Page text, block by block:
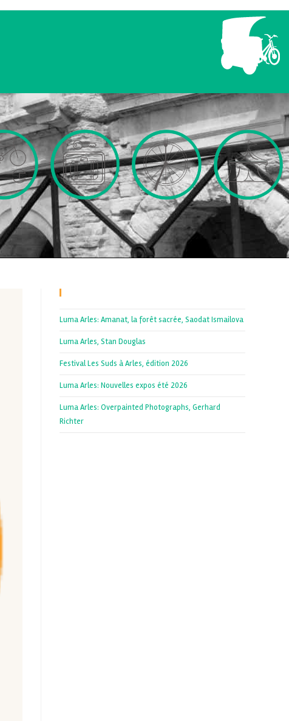
Luma Arles: Amanat, la forêt sacrée, Saodat Ismailova
Luma Arles, Stan Douglas
Festival Les Suds à Arles, édition 2026
Luma Arles: Nouvelles expos été 2026
Luma Arles: Overpainted Photographs, Gerhard
Richter